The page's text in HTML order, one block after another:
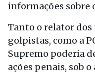
informações sobre
Tanto o relator dos
golpistas, como a
Supremo poderia
ações penais, sob